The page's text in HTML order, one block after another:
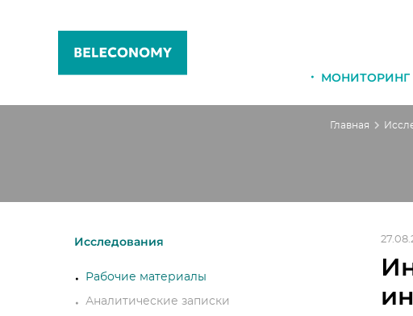
МОНИТОРИНГ
Главная
Исследования
Рабочие материалы
Аналитические записки